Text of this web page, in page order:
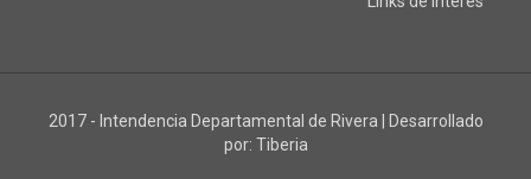
2017 - Intendencia Departamental de Rivera
Desarrollado
por: Tiberia